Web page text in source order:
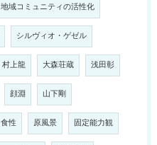
地域コミュニティの活性化
シルヴィオ・ゲゼル
村上龍 大森荘蔵 浅田彰
顔淵 山下剛
食性 原風景 固定能力観